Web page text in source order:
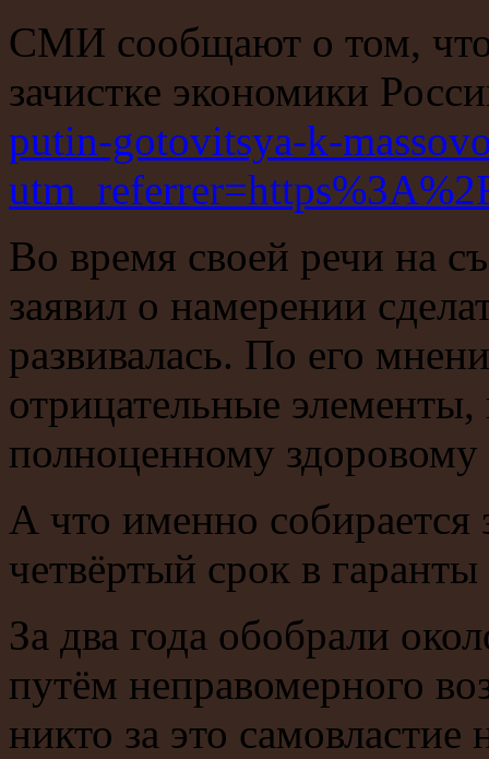
СМИ сообщают о том, что
зачистке экономики
putin-gotovitsya-k-
Во время своей речи на
заявил о намерении
развивалась. По его
отрицательные
полноценному здоровому
А что именно
четвёртый срок в
За два года обобрали
путём неправомерного
никто за это самовластие